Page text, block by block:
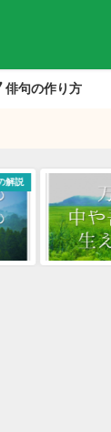
俳句の作り方
有名俳句の解説